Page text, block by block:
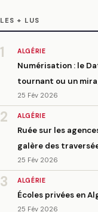
LES + LUS
1 ALGÉRIE
Numérisation : le
tournant ou un
25 Fév 2026
2 ALGÉRIE
Ruée sur les
galère des
25 Fév 2026
3 ALGÉRIE
Écoles privées en
25 Fév 2026